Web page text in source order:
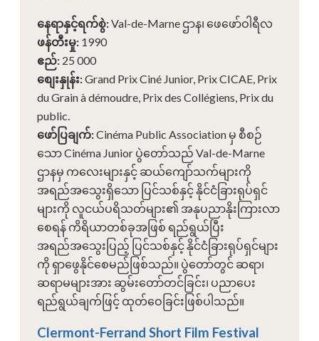
နေရာနှင့်ရက်စွဲ:Val-de-Marne ဌာန၊ ဖေဖော်ဝါရီလ
ဖန်တီးမှု: 1990
ဧည်: 25 000
စျေးနှုန်း:Grand Prix Ciné Junior, Prix CICAE, Prix
du Grain à démoudre, Prix des Collégiens, Prix du
public.
ဖော်ပြချက်:Cinéma Public Association မှ စီစဉ်
သော Cinéma Junior ပွဲတော်သည် Val-de-Marne
ဌာနမှ ကလေးများနှင့် ဆယ်ကျော်သက်များကို
အရည်အသွေးရှိသော ပြင်သစ်နှင့် နိုင်ငံခြားရုပ်ရှင်
များကို လူငယ်ပရိသတ်များ၏ အနုပညာနိုးကြားလာ
စေရန် ကိရိယာတစ်ခုအဖြစ် ရည်ရွယ်ပြီး
အရည်အသွေးပြည့် ပြင်သစ်နှင့် နိုင်ငံခြားရုပ်ရှင်များ
ကို ရှာဖွေနိုင်စေမည်ဖြစ်သည်။ ပွဲတော်တွင် ဆရာ၊
ဆရာမများအား ဆွမ်းတော်တင်ခြင်း၊ ပညာပေး
ရည်ရွယ်ချက်ဖြင့် ထုတ်ဝေခြင်းဖြစ်ပါသည်။
Clermont-Ferrand Short Film Festival